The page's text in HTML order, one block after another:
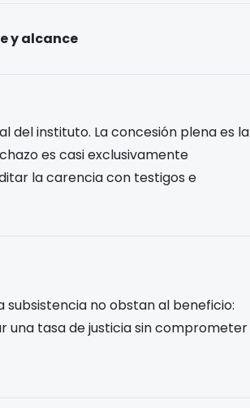
y alcance
del instituto. La concesión plena es la
es casi exclusivamente
la carencia con testigos e
subsistencia no obstan al beneficio:
una tasa de justicia sin comprometer